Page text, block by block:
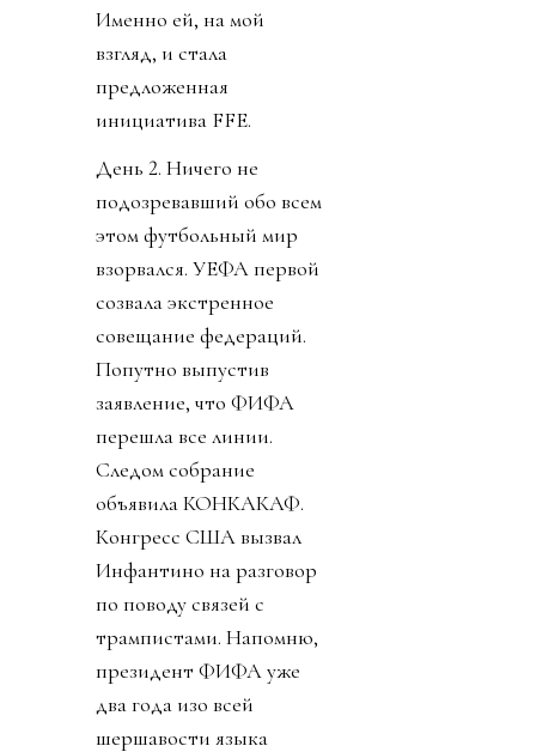
Именно ей, на мой
взгляд, и стала
предложенная
инициатива FFE.
День 2. Ничего не
подозревавший обо всем
этом футбольный мир
взорвался. УЕФА первой
созвала экстренное
совещание федераций.
Попутно выпустив
заявление, что ФИФА
перешла все линии.
Следом собрание
объявила КОНКАКАФ.
Конгресс США вызвал
Инфантино на разговор
по поводу связей с
трампистами. Напомню,
президент ФИФА уже
два года изо всей
шершавости языка